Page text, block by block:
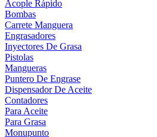
Acople Rápido
Bombas
Carrete Manguera
Engrasadores
Inyectores De Grasa
Pistolas
Mangueras
Puntero De Engrase
Dispensador De Aceite
Contadores
Para Aceite
Para Grasa
Monupunto